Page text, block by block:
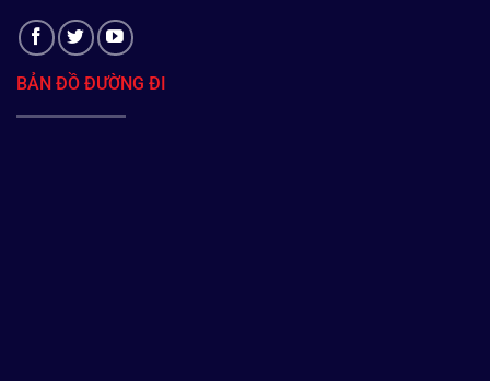
BẢN ĐỒ ĐƯỜNG ĐI